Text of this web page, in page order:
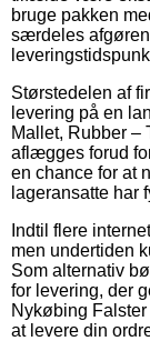
bruge pakken
særdeles
Størstedelen af
levering på en
Mallet, Rubber –
aflægges forud
en chance for at
lageransatte har
Indtil flere
men undertiden
Som alternativ
for levering, der
Nykøbing
at levere din